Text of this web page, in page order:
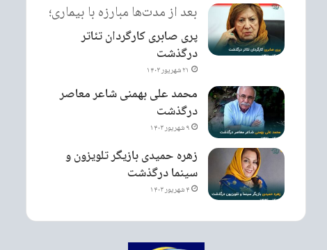
بعد از مدت‌ها مبارزه با بیماری؛
پری صابری کارگردان تئاتر
درگذشت
۲۱ شهریور ۱۴۰۳
محمد علی بهمنی شاعر معاصر
درگذشت
۹ شهریور ۱۴۰۳
زهره حمیدی بازیگر تلویزون و
سینما درگذشت
۴ شهریور ۱۴۰۳